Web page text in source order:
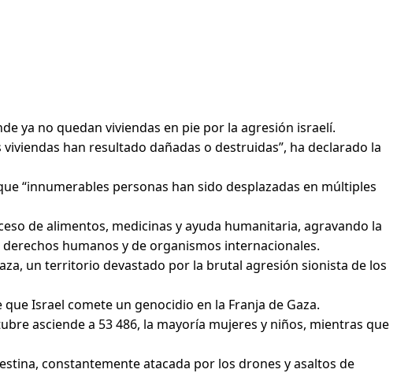
ya no quedan viviendas en pie por la agresión israelí.
han resultado dañadas o destruidas”, ha declarado la
“innumerables personas han sido desplazadas en múltiples
de alimentos, medicinas y ayuda humanitaria, agravando la
humanos y de organismos internacionales.
un territorio devastado por la brutal agresión sionista de los
Israel comete un genocidio en la Franja de Gaza.
asciende a 53 486, la mayoría mujeres y niños, mientras que
constantemente atacada por los drones y asaltos de